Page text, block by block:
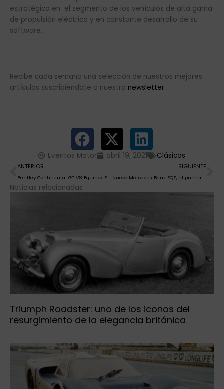
estratégica en el segmento de los vehículos de alta gama
de propulsión eléctrica y en constante desarrollo de su
software.
Recibe cada semana una selección de nuestros mejores
artículos suscribiéndote a nuestra newsletter
Eventos Motor abril 19, 2021 Clásicos
Ant
ANTERIOR
Bentley Continental GT V8 Equinox Edition, si lo quieres, como El Monaguillo: ¡A Japooooón¡
SIGUIENTE
Nuevo Mercedes Benz EQS, el primer automóvil de lujo eléctrico
Noticias relacionadas
Triumph Roadster: uno de los iconos del
resurgimiento de la elegancia británica